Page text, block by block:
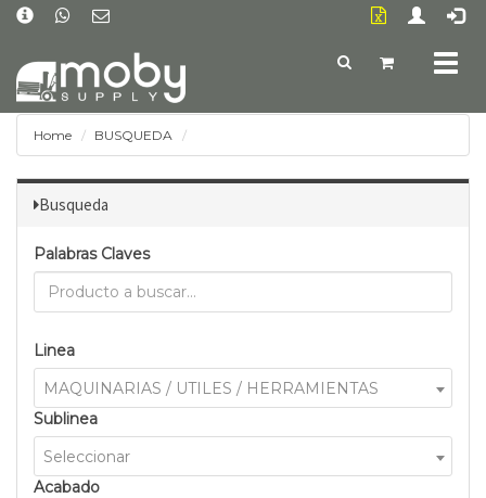
Home BUSQUEDA
Busqueda
Palabras Claves
Linea
MAQUINARIAS / UTILES / HERRAMIENTAS
Sublinea
Seleccionar
Acabado